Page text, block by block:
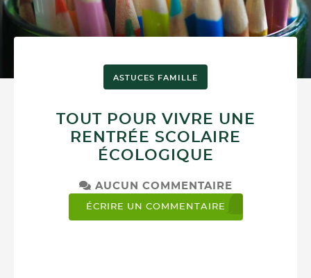
ASTUCES FAMILLE
TOUT POUR VIVRE UNE
RENTRÉE SCOLAIRE
ÉCOLOGIQUE
AUCUN COMMENTAIRE
ÉCRIRE UN COMMENTAIRE